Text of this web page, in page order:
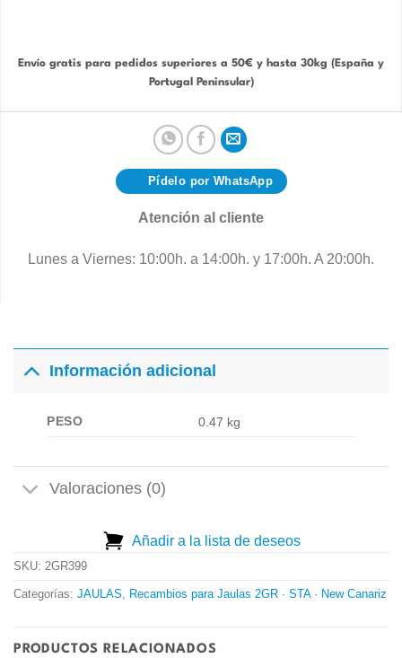
Envío gratis para pedidos superiores a 50€ y hasta 30kg (España y
Portugal Peninsular)
Pídelo por WhatsApp
Atención al cliente
Lunes a Viernes: 10:00h. a 14:00h. y 17:00h. A 20:00h.
Información adicional
PESO 0.47 kg
Valoraciones (0)
Añadir a la lista de deseos
SKU: 2GR399
Categorías: JAULAS Recambios para Jaulas 2GR · STA · New Canariz
PRODUCTOS RELACIONADOS